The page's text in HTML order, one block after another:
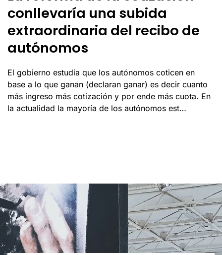
conllevaría una subida
extraordinaria del recibo de
autónomos
El gobierno estudia que los autónomos coticen en
base a lo que ganan (declaran ganar) es decir cuanto
más ingreso más cotización y por ende más cuota. En
la actualidad la mayoría de los autónomos est…